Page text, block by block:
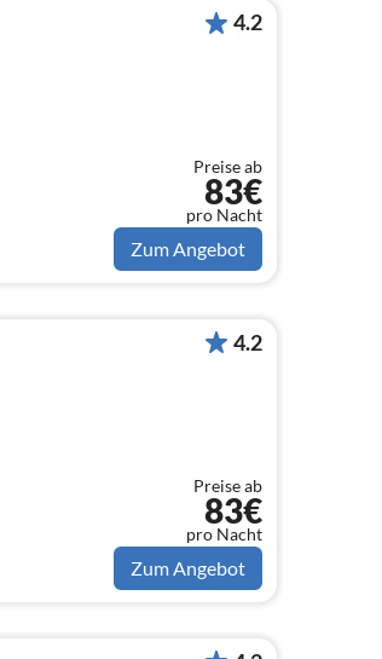
4.2
Preise ab
83€
pro Nacht
Zum Angebot
4.2
Preise ab
83€
pro Nacht
Zum Angebot